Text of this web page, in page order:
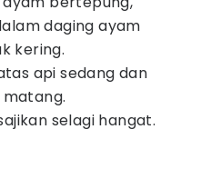
daging ayam
kering.
api sedang dan
selagi hangat.